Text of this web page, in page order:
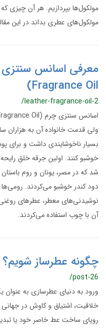
مولکول‌‌ها بپردازیم. هر آن چیزی
مولکول‌های عطری بداند در این
Fragrance Oil)
/leather-fragrance-oil-2
ولی قدمت خانواده آن به هزاران
بسیار ناخوشایندی داشت و برای
خوشبو کنند. اولین جرقه خلق
شد که در مصر، یونان و روم
دود کندر خوشبو می‌کردند.
نوشیدنی‌های معطر، عطرهای
آن با چوب استفاده می‌کردند.
چگونه عطرساز شویم؟
/post-26
ورود به دنیای عطرسازی به عنوان
خلاقیت، اشتیاق و کاوش در
رویای ساخت عط خاصر خود یا